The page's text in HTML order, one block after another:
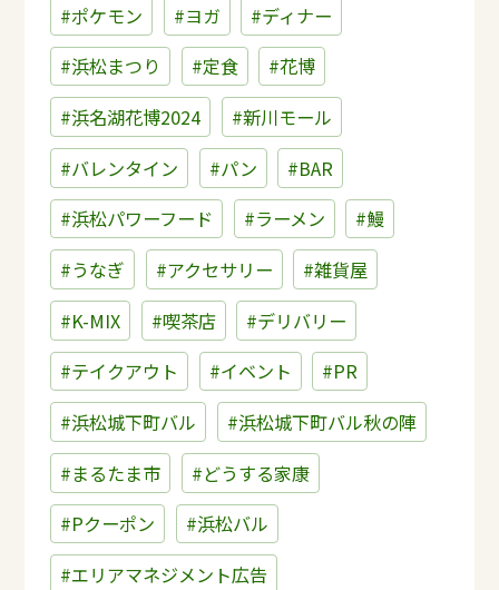
#ポケモン
#ヨガ
#ディナー
#浜松まつり
#定食
#花博
#浜名湖花博2024
#新川モール
#バレンタイン
#パン
#BAR
#浜松パワーフード
#ラーメン
#鰻
#うなぎ
#アクセサリー
#雑貨屋
#K-MIX
#喫茶店
#デリバリー
#テイクアウト
#イベント
#PR
#浜松城下町バル
#浜松城下町バル秋の陣
#まるたま市
#どうする家康
#Pクーポン
#浜松バル
#エリアマネジメント広告